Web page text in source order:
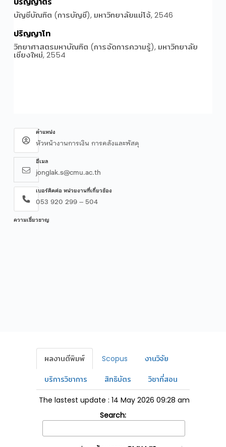
ตำแหน่ง
หัวหน้างานการเงิน การคลังและพัสดุ
อีเมล
jonglak.s@cmu.ac.th
เบอร์ติดต่อ หน่วยงานที่เกี่ยวข้อง
053 920 299 – 504
ความเชี่ยวชาญ